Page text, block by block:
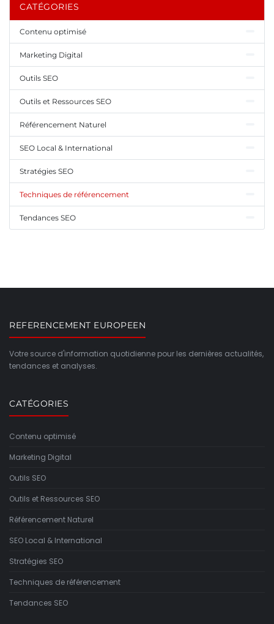
CATÉGORIES
Contenu optimisé
Marketing Digital
Outils SEO
Outils et Ressources SEO
Référencement Naturel
SEO Local & International
Stratégies SEO
Techniques de référencement
Tendances SEO
REFERENCEMENT EUROPEEN
Votre source d'information quotidienne pour les dernières actualités,
tendances et analyses.
CATÉGORIES
Contenu optimisé
Marketing Digital
Outils SEO
Outils et Ressources SEO
Référencement Naturel
SEO Local & International
Stratégies SEO
Techniques de référencement
Tendances SEO